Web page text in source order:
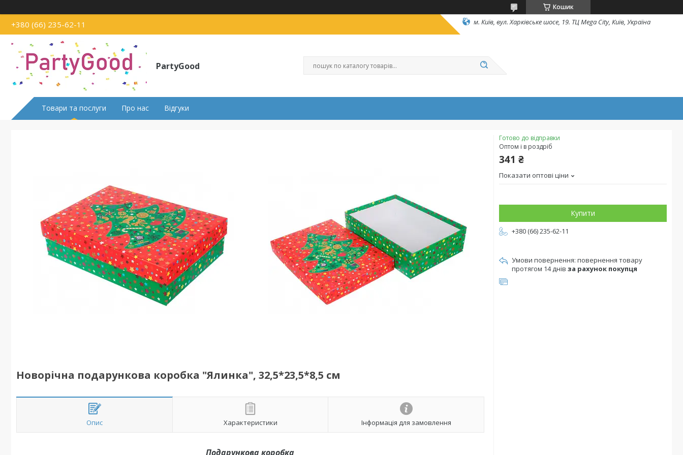
Кошик
+380 (66) 235-62-11 м. Київ, вул. Харківське шосе, 19. ТЦ Mega City, Київ, Україна
PartyGood
Товари та послуги Про нас Відгуки
Новорічна подарункова коробка "Ялинка", 32,5*23,5*8,5 см
Опис Характеристики Інформація для замовлення
Подарункова коробка
Готово до відправки
Оптом і в роздріб
341 ₴
Показати оптові ціни
Купити
+380 (66) 235-62-11
повернення товару
протягом 14 днів за рахунок покупця